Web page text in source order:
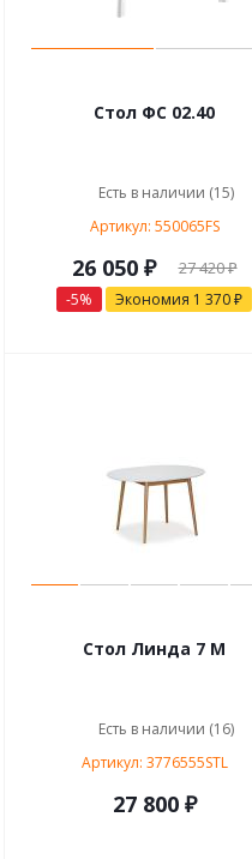
Стол ФС 02.40
Есть в наличии (15)
Артикул: 550065FS
26 050 ₽ 27 420 ₽
-5% Экономия 1 370 ₽
Стол Линда 7 М
Есть в наличии (16)
Артикул: 3776555STL
27 800 ₽